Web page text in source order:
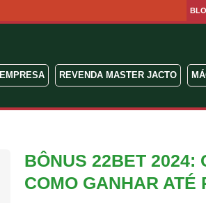
EMPRESA REVENDA MASTER JACTO
BÔNUS 22BET 2024:
COMO GANHAR ATÉ